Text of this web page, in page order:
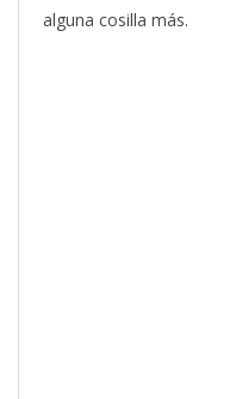
alguna cosilla más.